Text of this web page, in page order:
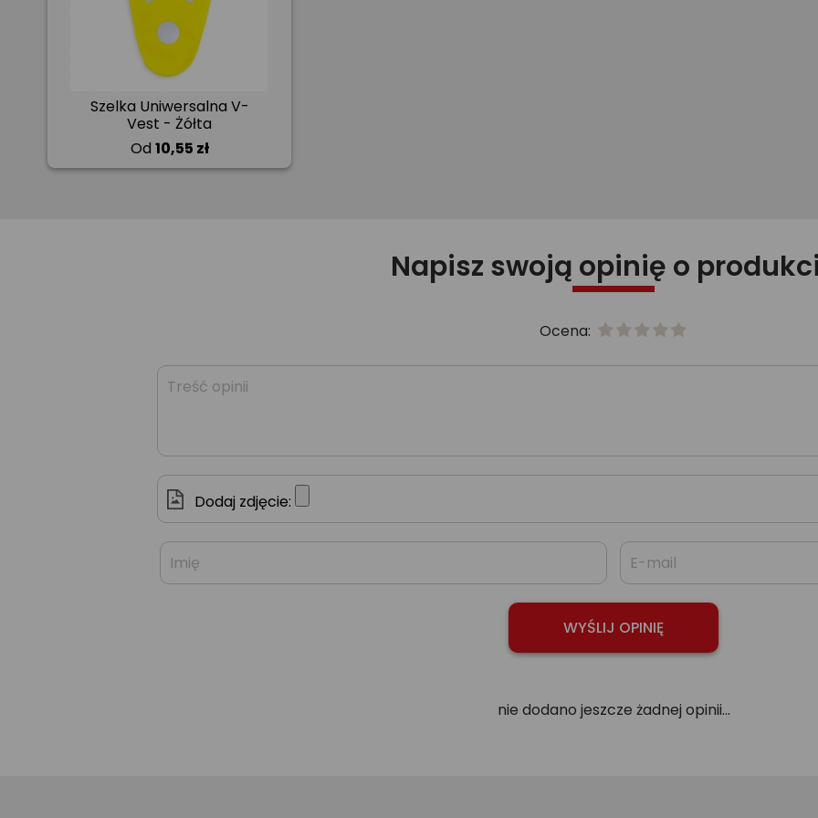
Szelka Uniwersalna V-
Vest - Żółta
Od 10,55 zł
Napisz swoją opinię o
Ocena:
Dodaj zdjęcie:
nie dodano jeszcze żadnej opinii...